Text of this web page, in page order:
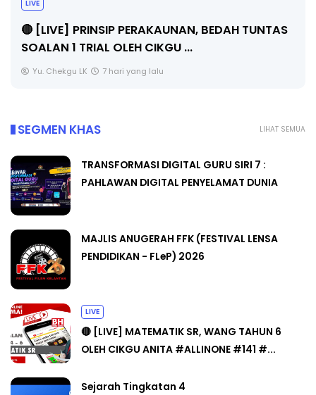
PERAKAUNAN, BEDAH TUNTAS
TRIAL OLEH CIKGU ...
7 hari yang lalu
LIHAT SEMUA
SEGMEN KHAS
TRANSFORMASI DIGITAL GURU SIRI 7 :
PAHLAWAN DIGITAL PENYELAMAT DUNIA
MAJLIS ANUGERAH FFK (FESTIVAL LENSA
PENDIDIKAN - FLeP) 2026
LIVE
🔴 [LIVE] MATEMATIK SR, WANG TAHUN 6
OLEH CIKGU ANITA #ALLINONE #141 #...
Sejarah Tingkatan 4